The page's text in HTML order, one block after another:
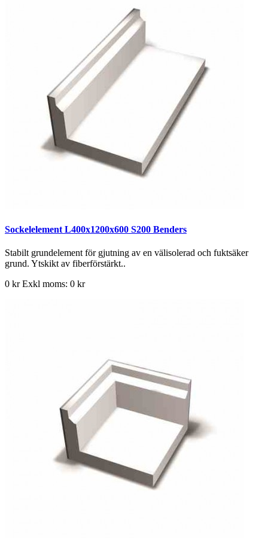
Sockelelement L400x1200x600 S200 Benders
Stabilt grundelement för gjutning av en välisolerad och fuktsäker
grund. Ytskikt av fiberförstärkt..
0 krExkl moms: 0 kr